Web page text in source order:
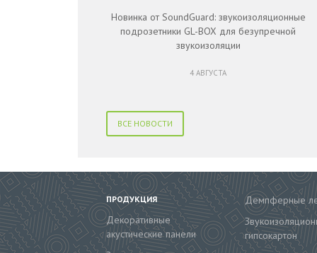
Новинка от SoundGuard: звукоизоляционные
подрозетники GL-BOX для безупречной
звукоизоляции
4 АВГУСТА
ВСЕ НОВОСТИ
ПРОДУКЦИЯ
Декоративные
акустические панели
Демпферные
гипсокартон